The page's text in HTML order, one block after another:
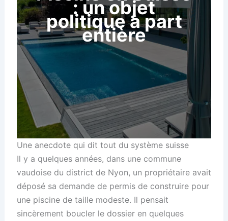
: un objet
politique à part
entière
Une anecdote qui dit tout du système suisse
Il y a quelques années, dans une commune
vaudoise du district de Nyon, un propriétaire avait
déposé sa demande de permis de construire pour
une piscine de taille modeste. Il pensait
sincèrement boucler le dossier en quelques